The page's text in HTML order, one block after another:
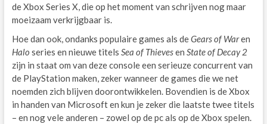
de Xbox Series X, die op het moment van schrijven nog maar
moeizaam verkrijgbaar is.
Hoe dan ook, ondanks populaire games als deGears of Waren
Halo series en nieuwe titels Sea of Thievesen State of Decay 2
zijn in staat om van deze console een serieuze concurrent van
de PlayStation maken, zeker wanneer de games die we net
noemden zich blijven doorontwikkelen. Bovendien is de Xbox
in handen van Microsoft en kun je zeker die laatste twee titels
– en nog vele anderen – zowel op de pc als op de Xbox spelen.